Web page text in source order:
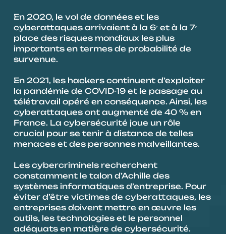
o
n
e
n
u
En 2020, le vol de données et les
cyberattaques arrivaient à la 6ᵉ et à la 7ᵉ
place des risques mondiaux les plus
importants en termes de probabilité de
survenue.
En 2021, les hackers continuent d’exploiter
la pandémie de COVID-19 et le passage au
télétravail opéré en conséquence. Ainsi, les
cyberattaques ont augmenté de 40 % en
France. La cybersécurité joue un rôle
crucial pour se tenir à distance de telles
menaces et des personnes malveillantes.
Les cybercriminels recherchent
constamment le talon d’Achille des
systèmes informatiques d’entreprise. Pour
éviter d’être victimes de cyberattaques, les
entreprises doivent mettre en œuvre les
outils, les technologies et le personnel
adéquats en matière de cybersécurité.